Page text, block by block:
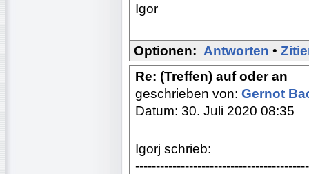
Igor
Optionen: Antworten •
Re: (Treffen) auf oder an
geschrieben von: Gernot
Datum: 30. Juli 2020 08:35
Igorj schrieb: